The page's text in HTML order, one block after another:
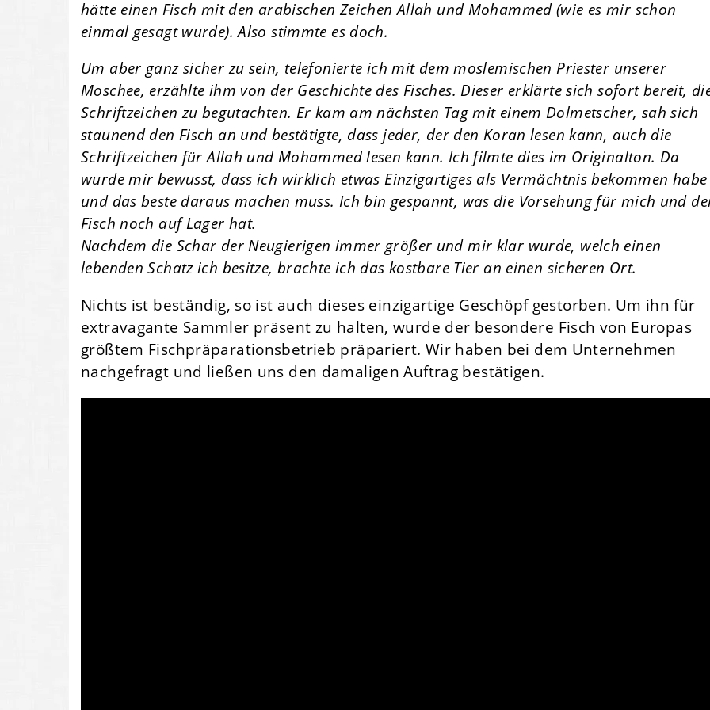
hätte einen Fisch mit den arabischen Zeichen Allah und Mohammed (wie es mir schon
einmal gesagt wurde). Also stimmte es doch.
Um aber ganz sicher zu sein, telefonierte ich mit dem moslemischen Priester unserer
Moschee, erzählte ihm von der Geschichte des Fisches. Dieser erklärte sich sofort bereit,
Schriftzeichen zu begutachten. Er kam am nächsten Tag mit einem Dolmetscher, sah sich
staunend den Fisch an und bestätigte, dass jeder, der den Koran lesen kann, auch die
Schriftzeichen für Allah und Mohammed lesen kann. Ich filmte dies im Originalton. Da
wurde mir bewusst, dass ich wirklich etwas Einzigartiges als Vermächtnis bekommen habe
und das beste daraus machen muss. Ich bin gespannt, was die Vorsehung für mich und
Fisch noch auf Lager hat.
Nachdem die Schar der Neugierigen immer größer und mir klar wurde, welch einen
lebenden Schatz ich besitze, brachte ich das kostbare Tier an einen sicheren Ort.
Nichts ist beständig, so ist auch dieses einzigartige Geschöpf gestorben. Um ihn für
extravagante Sammler präsent zu halten, wurde der besondere Fisch von Europas
größtem Fischpräparationsbetrieb präpariert. Wir haben bei dem Unternehmen
nachgefragt und ließen uns den damaligen Auftrag bestätigen.